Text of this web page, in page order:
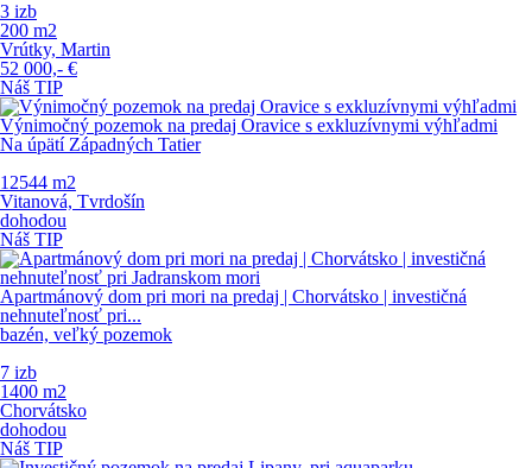
3 izb
200 m2
Vrútky, Martin
52 000,- €
Náš TIP
Výnimočný pozemok na predaj Oravice s exkluzívnymi výhľadmi
Na úpätí Západných Tatier
12544 m2
Vitanová, Tvrdošín
dohodou
Náš TIP
Apartmánový dom pri mori na predaj | Chorvátsko | investičná
nehnuteľnosť pri...
bazén, veľký pozemok
7 izb
1400 m2
Chorvátsko
dohodou
Náš TIP